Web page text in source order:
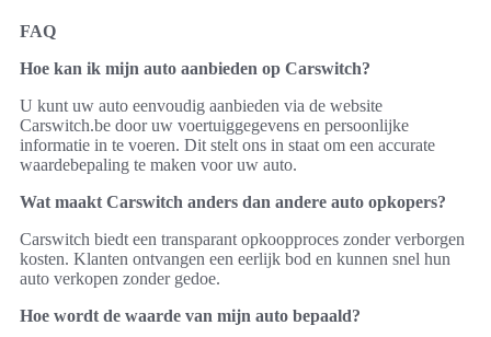
FAQ
Hoe kan ik mijn auto aanbieden op Carswitch?
U kunt uw auto eenvoudig aanbieden via de website
Carswitch.be door uw voertuiggegevens en persoonlijke
informatie in te voeren. Dit stelt ons in staat om een accurate
waardebepaling te maken voor uw auto.
Wat maakt Carswitch anders dan andere auto opkopers?
Carswitch biedt een transparant opkoopproces zonder verborgen
kosten. Klanten ontvangen een eerlijk bod en kunnen snel hun
auto verkopen zonder gedoe.
Hoe wordt de waarde van mijn auto bepaald?